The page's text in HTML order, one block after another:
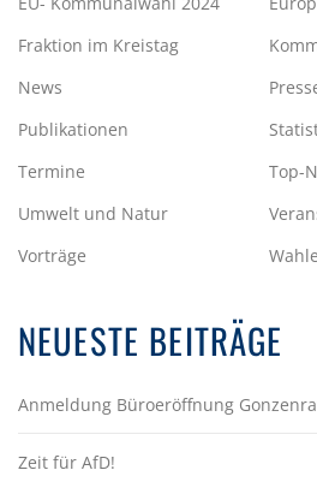
Fraktion im Kreistag
News
Publikationen
Termine
Top-
Umwelt und Natur
Vorträge
NEUESTE BEITRÄGE
Anmeldung Büroeröffnung
Zeit für AfD!